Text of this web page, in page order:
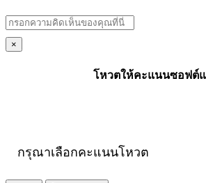
×
โหวตให้คะแนนซอฟต์
กรุณาเลือกคะแนนโหวต